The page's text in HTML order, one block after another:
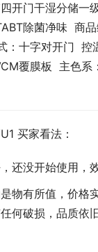
开门干湿分储一
除菌净味  商
：十字对开门
覆膜板  主色系
买家看法：
还没开始使用，
物有所值，价格
何破损，品质依